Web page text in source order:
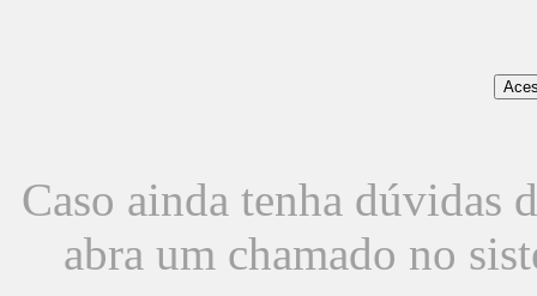
Caso ainda tenha dúvidas
abra um chamado no